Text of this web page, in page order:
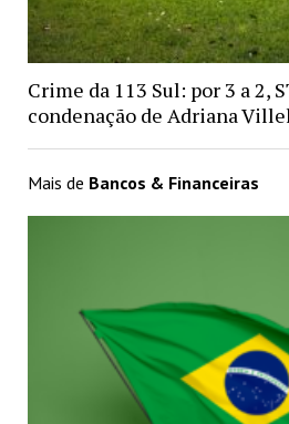
Crime da 113 Sul: por 3 a 2,
condenação de Adriana
Mais de Bancos & Financeiras